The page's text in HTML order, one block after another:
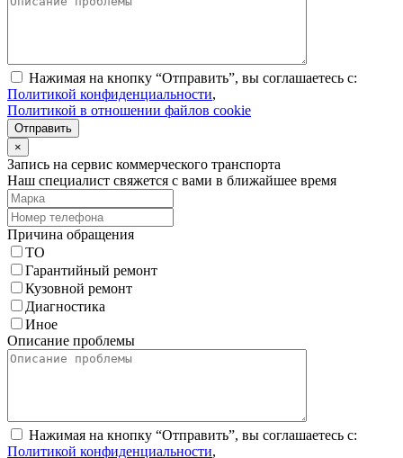
Нажимая на кнопку “Отправить”, вы соглашаетесь с:
Политикой конфиденциальности,
Политикой в отношении файлов cookie
Отправить
×
Запись на сервис коммерческого транспорта
Наш специалист свяжется с вами в ближайшее время
Причина обращения
ТО
Гарантийный ремонт
Кузовной ремонт
Диагностика
Иное
Описание проблемы
Нажимая на кнопку “Отправить”, вы соглашаетесь с:
Политикой конфиденциальности,